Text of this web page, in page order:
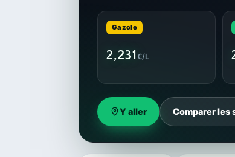
Gazole
2,231€/L
Y aller Comparer les